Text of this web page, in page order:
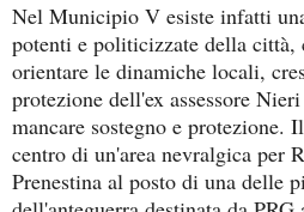
Nel Municipio V esiste infatti
potenti e politicizzate della città,
orientare le dinamiche locali,
protezione dell'ex assessore
mancare sostegno e protezione.
centro di un'area nevralgica per
Prenestina al posto di una delle